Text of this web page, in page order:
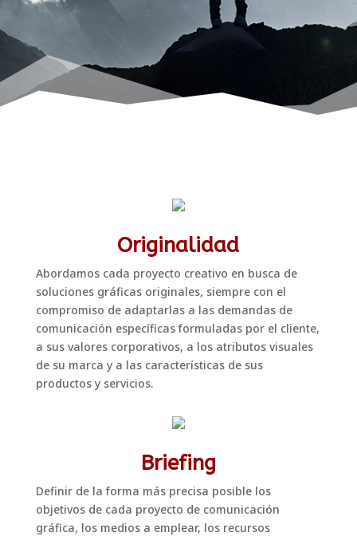
Originalidad
Abordamos cada proyecto creativo en busca de
soluciones gráficas originales, siempre con el
compromiso de adaptarlas a las demandas de
comunicación específicas formuladas por el cliente,
a sus valores corporativos, a los atributos visuales
de su marca y a las características de sus
productos y servicios.
Briefing
Definir de la forma más precisa posible los
objetivos de cada proyecto de comunicación
gráfica, los medios a emplear, los recursos